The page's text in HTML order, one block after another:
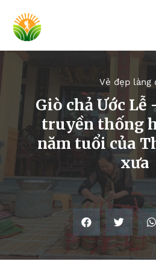
Vẻ đẹp làng
Giò chả Ước Lễ
truyền thống
năm tuổi của
xưa